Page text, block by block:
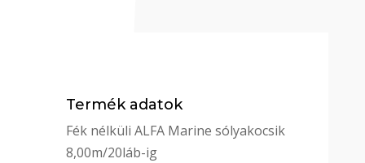
Termék adatok
Fék nélküli ALFA Marine sólyakocsik
8,00m/20láb-ig